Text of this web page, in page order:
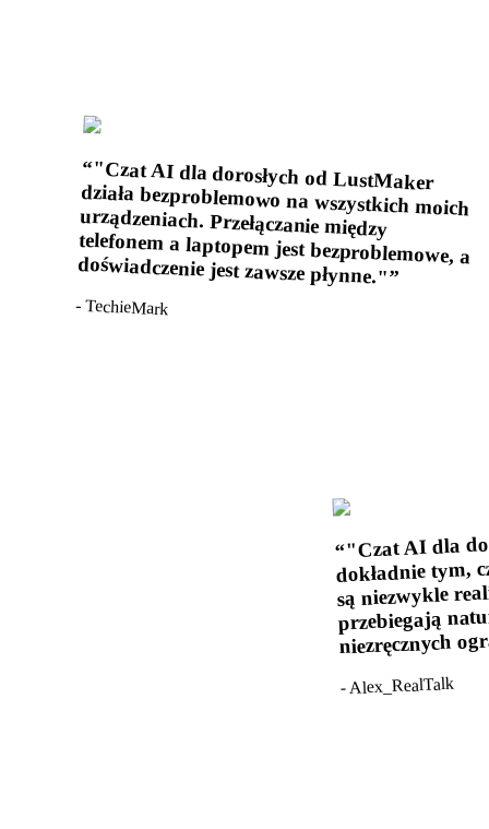
“"Czat AI dla dorosłych od LustMaker
działa bezproblemowo na wszystkich moich
urządzeniach. Przełączanie między
telefonem a laptopem jest bezproblemowe, a
doświadczenie jest zawsze płynne."”
-TechieMark
“"Czat AI dla
dokładnie tym,
są niezwykle
przebiegają
niezręcznych
-Alex_RealTalk